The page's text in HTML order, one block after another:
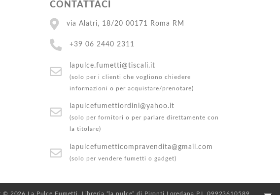
CONTATTACI
via Alatri, 18/20 00171 Roma RM
+39 06 2440 2311
lapulce.fumetti@tiscali.it
(solo per i clienti che vogliono chiedere
informazioni o per acquistare/prenotare)
lapulcefumettiordini@yahoo.it
(solo per fornitori o per parlare direttamente con
la titolare)
lapulcefumetticompravendita@gmail.com
(solo per vendere fumetti o gadget)
La Pulce Fumetti. Libreria “la pulce” di Pironti Loredana P.I. 09923610589